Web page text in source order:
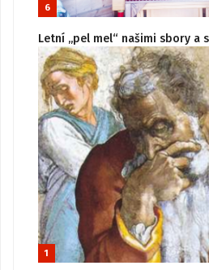
6
Letní „pel mel“ našimi sbory a
1